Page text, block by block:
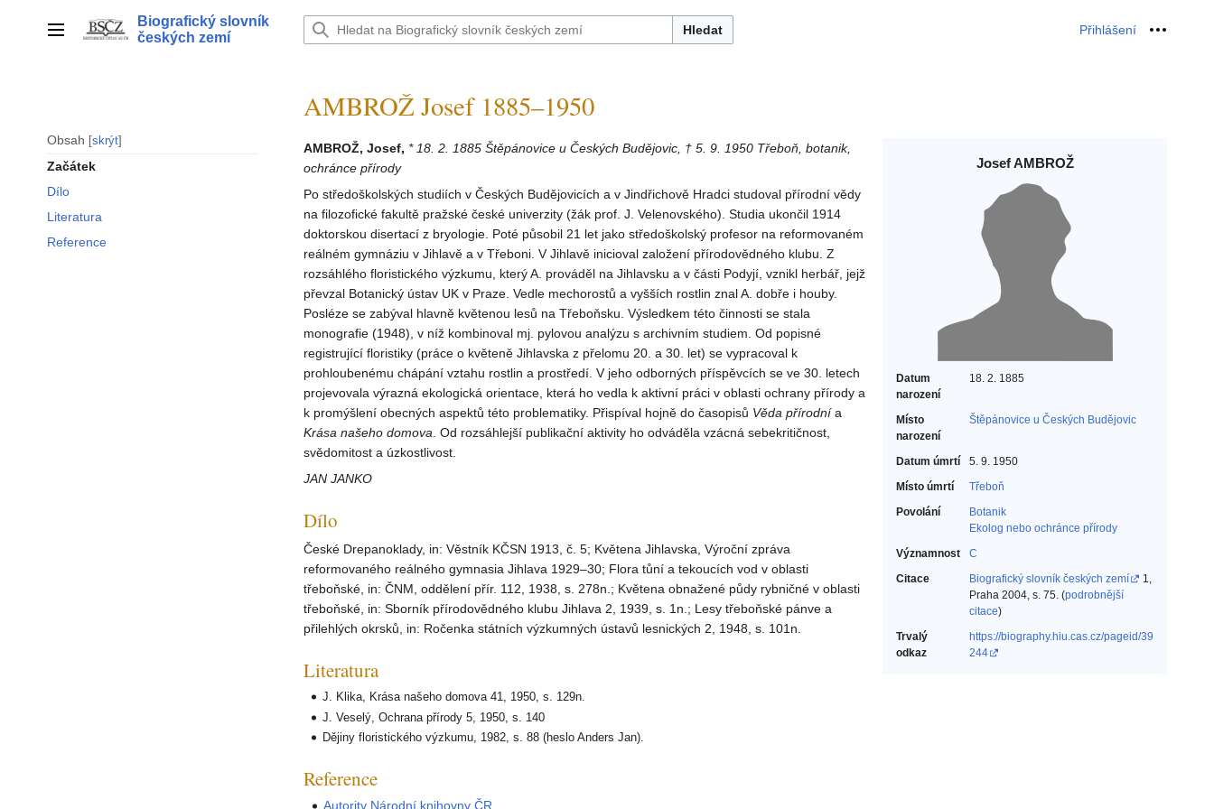
Hlavní menu
Biografický slovník
českých zemí
Hledat Přihlášení Osobní
Obsah skrýt
Začátek
Dílo
Literatura
Reference
AMBROŽ Josef 1885–1950
Josef AMBROŽ
Datum
narození
18. 2. 1885
Místo
narození
Štěpánovice u Českých Budějovic
Datum úmrtí
5. 9. 1950
Místo úmrtí
Třeboň
Povolání
Botanik‎
Ekolog nebo ochránce přírody‎
Významnost
C
Citace
Biografický slovník českých zemí
1,
Praha 2004, s. 75. (podrobnější
citace)
Trvalý
odkaz
https://biography.hiu.cas.cz/pageid/39
244
AMBROŽ, Josef, * 18. 2. 1885 Štěpánovice u Českých Budějovic, † 5. 9. 1950 Třeboň, botanik,
ochránce přírody
Po středoškolských studiích v Českých Budějovicích a v Jindřichově Hradci studoval přírodní vědy
na filozofické fakultě pražské české univerzity (žák prof. J. Velenovského). Studia ukončil 1914
doktorskou disertací z bryologie. Poté působil 21 let jako středoškolský profesor na reformovaném
reálném gymnáziu v Jihlavě a v Třeboni. V Jihlavě inicioval založení přírodovědného klubu. Z
rozsáhlého floristického výzkumu, který A. prováděl na Jihlavsku a v části Podyjí, vznikl herbář, jejž
převzal Botanický ústav UK v Praze. Vedle mechorostů a vyšších rostlin znal A. dobře i houby.
Posléze se zabýval hlavně květenou lesů na Třeboňsku. Výsledkem této činnosti se stala
monografie (1948), v níž kombinoval mj. pylovou analýzu s archivním studiem. Od popisné
registrující floristiky (práce o květeně Jihlavska z přelomu 20. a 30. let) se vypracoval k
prohloubenému chápání vztahu rostlin a prostředí. V jeho odborných příspěvcích se ve 30. letech
projevovala výrazná ekologická orientace, která ho vedla k aktivní práci v oblasti ochrany přírody a
k promýšlení obecných aspektů této problematiky. Přispíval hojně do časopisů Věda přírodnía
Krása našeho domova . Od rozsáhlejší publikační aktivity ho odváděla vzácná sebekritičnost,
svědomitost a úzkostlivost.
JAN JANKO
Dílo
České Drepanoklady, in: Věstník KČSN 1913, č. 5; Květena Jihlavska, Výroční zpráva
reformovaného reálného gymnasia Jihlava 1929–30; Flora tůní a tekoucích vod v oblasti
třeboňské, in: ČNM, oddělení přír. 112, 1938, s. 278n.; Květena obnažené půdy rybničné v oblasti
třeboňské, in: Sborník přírodovědného klubu Jihlava 2, 1939, s. 1n.; Lesy třeboňské pánve a
přilehlých okrsků, in: Ročenka státních výzkumných ústavů lesnických 2, 1948, s. 101n.
Literatura
J. Klika, Krása našeho domova 41, 1950, s. 129n.
J. Veselý, Ochrana přírody 5, 1950, s. 140
Dějiny floristického výzkumu, 1982, s. 88 (heslo Anders Jan).
Reference
Autority Národní knihovny ČR